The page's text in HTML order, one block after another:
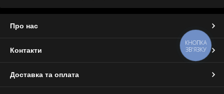
Про нас
Контакти
Доставка та оплата
КНОПКА
ЗВ'ЯЗКУ